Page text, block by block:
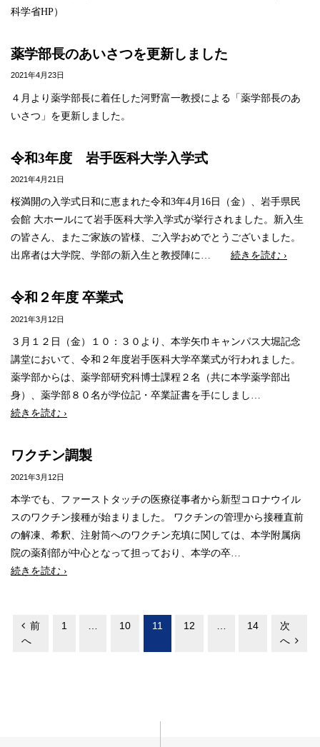
科学省HP）
薬学部長のあいさつを更新しました
2021年4月23日
４月より薬学部長に着任した河野富一教授による「薬学部長のあ
いさつ」を更新しました。
令和3年度 岩手医科大学入学式
2021年4月21日
桜満開の入学式日和に恵まれた令和3年4月16日（金）、岩手県民
会館 大ホールにて岩手医科大学入学式が挙行されました。新入生
の皆さん、またご家族の皆様、ご入学おめでとうございました。
出席者は大学院、学部の新入生と教授陣に… 続きを読む ›
令和２年度 卒業式
2021年3月12日
３月１２日（金）１０：３０より、本学矢巾キャンパス大堀記念
講堂において、令和２年度岩手医科大学卒業式が行われました。
薬学部からは、薬学部研究科博士課程２名（共に本学薬学部出
身）、薬学部８０名が学位記・卒業証書を手にしまし…
続きを読む ›
ワクチン調製
2021年3月12日
本学でも、ファーストタッチの医療従事者から新型コロナウイル
スのワクチン接種が始まりました。 ワクチンの管理から接種直前
の解凍、希釈、注射筒へのワクチン充填に関しては、本学附属病
院の薬剤部が中心となって担っており、本学の卒…
続きを読む ›
投
稿
前
へ
1 10 11 12 14
次
へ